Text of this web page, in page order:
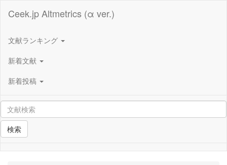
Ceek.jp Altmetrics (α ver.)
文献ランキング
新着文献
新着投稿
検索